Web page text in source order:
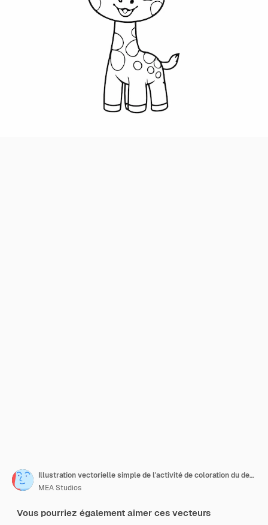
Illustration vectorielle simple de l'activité de coloration du dessin de la girafe
MEA Studios
Vous pourriez également aimer ces vecteurs